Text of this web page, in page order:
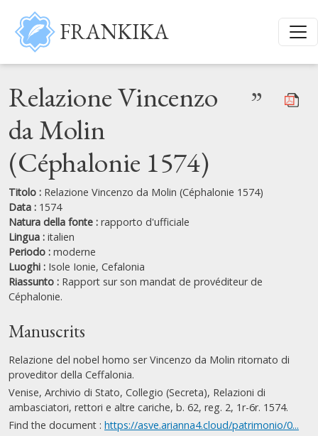
Salta al contenuto principale
FRANKIKA
Relazione Vincenzo
da Molin
(Céphalonie 1574)
”
Titolo : Relazione Vincenzo da Molin (Céphalonie 1574)
Data : 1574
Natura della fonte : rapporto d'ufficiale
Lingua : italien
Periodo : moderne
Luoghi : Isole Ionie, Cefalonia
Riassunto : Rapport sur son mandat de provéditeur de
Céphalonie.
Manuscrits
Relazione del nobel homo ser Vincenzo da Molin ritornato di
proveditor della Ceffalonia.
Venise, Archivio di Stato, Collegio (Secreta), Relazioni di
ambasciatori, rettori e altre cariche, b. 62, reg. 2, 1r-6r. 1574.
Find the document : https://asve.arianna4.cloud/patrimonio/0...